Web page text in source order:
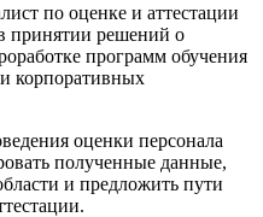
по оценке и аттестации
принятии решений о
программ обучения
корпоративных
оценки персонала
полученные данные,
и предложить пути